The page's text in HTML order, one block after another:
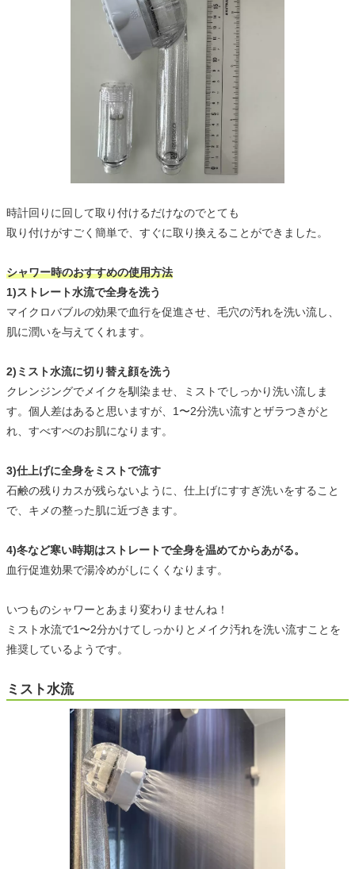
時計回りに回して取り付けるだけなのでとても
取り付けがすごく簡単で、すぐに取り換えることができました。
シャワー時のおすすめの使用方法
1)ストレート水流で全身を洗う
マイクロバブルの効果で血行を促進させ、毛穴の汚れを洗い流し、
肌に潤いを与えてくれます。
2)ミスト水流に切り替え顔を洗う
クレンジングでメイクを馴染ませ、ミストでしっかり洗い流しま
す。個人差はあると思いますが、1〜2分洗い流すとザラつきがと
れ、すべすべのお肌になります。
3)仕上げに全身をミストで流す
石鹸の残りカスが残らないように、仕上げにすすぎ洗いをすること
で、キメの整った肌に近づきます。
4)冬など寒い時期はストレートで全身を温めてからあがる。
血行促進効果で湯冷めがしにくくなります。
いつものシャワーとあまり変わりませんね！
ミスト水流で1〜2分かけてしっかりとメイク汚れを洗い流すことを
推奨しているようです。
ミスト水流